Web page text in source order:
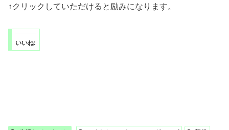
↑クリックしていただけると励みになります。
いいね: